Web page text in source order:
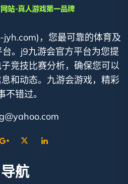
jyh.com)，您最可靠的体育及
。j9九游会官方平台为您提
竞技比赛分析，确保您可以
和动态。九游会游戏，精彩
不错过。
导航